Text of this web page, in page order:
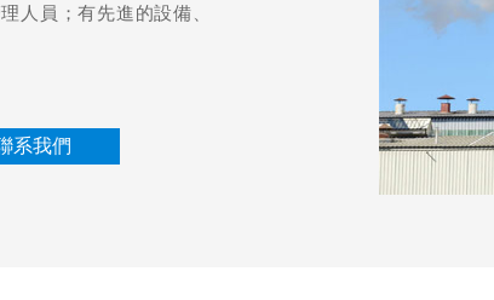
人員；有先進的設備、
系我們